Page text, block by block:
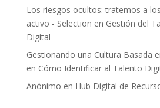
Los riesgos ocultos: tratemos a
activo - Selection en Gestión del
Digital
Gestionando una Cultura Basada
en Cómo Identificar al Talento
Anónimo en Hub Digital de